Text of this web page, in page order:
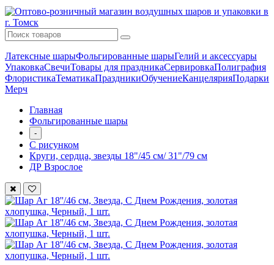
Латексные шарыФольгированные шарыГелий и аксессуары
УпаковкаСвечиТовары для праздникаСервировкаПолиграфия
ФлористикаТематикаПраздникиОбучениеКанцелярияПодарки
Мерч
Главная
Фольгированные шары
-
С рисунком
Круги, сердца, звезды 18"/45 см/ 31"/79 см
ДР Взрослое